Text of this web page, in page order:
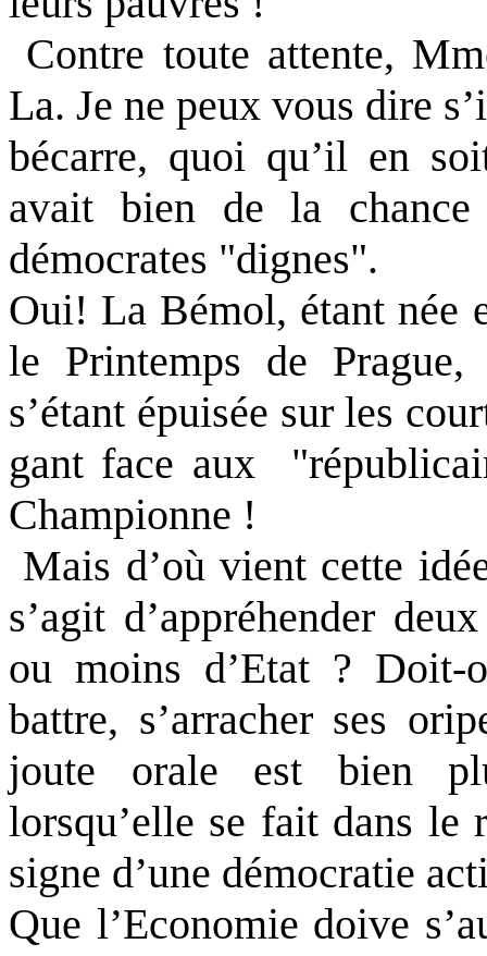
Contre toute attente,
La. Je ne peux vous dire
bécarre, quoi qu’il en
avait bien de la chance
démocrates "dignes".
Oui! La Bémol, étant née
le Printemps de Prague,
s’étant épuisée sur les
gant face aux
Championne !
Mais d’où vient cette
s’agit d’appréhender
ou moins d’Etat ? Doit-
battre, s’arracher ses
joute orale est bien
lorsqu’elle se fait dans le
signe d’une démocratie
Que l’Economie doive